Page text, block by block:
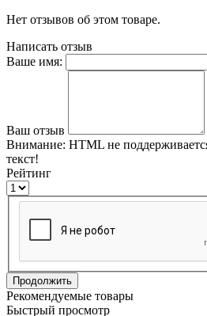
Нет отзывов об этом товаре.
Написать отзыв
Ваше имя:
Ваш отзыв
Внимание: HTML не
текст!
Рейтинг
Продолжить
Рекомендуемые товары
Быстрый просмотр